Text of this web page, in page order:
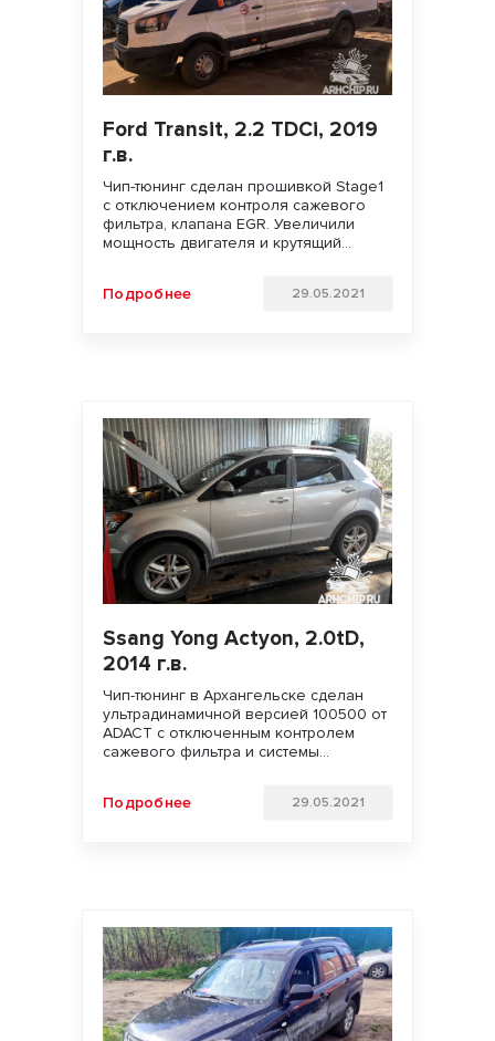
Ford Transit, 2.2 TDCi, 2019
г.в.
Чип-тюнинг сделан прошивкой Stage1
с отключением контроля сажевого
фильтра, клапана EGR. Увеличили
мощность двигателя и крутящий
педали газа. Ожидается снижение
Подробнее 29.05.2021
Ssang Yong Actyon, 2.0tD,
2014 г.в.
Чип-тюнинг в Архангельске сделан
ультрадинамичной версией 100500 от
ADACT с отключенным контролем
сажевого фильтра и системы
крутящего момента. Удачи на дорогах
Подробнее 29.05.2021